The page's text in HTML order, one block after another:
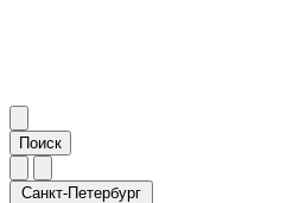
Санкт-Петербург